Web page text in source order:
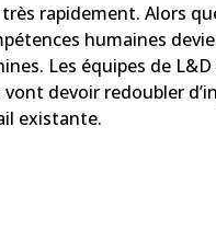
rapidement. Alors
humaines
Les équipes de
devoir redoubler
existante.